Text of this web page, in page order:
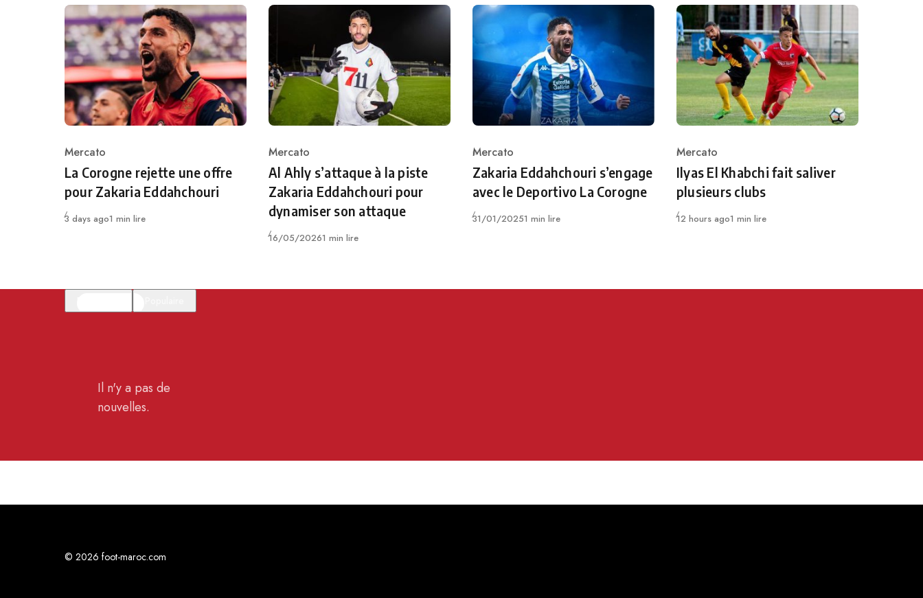
Category
Mercato
La Corogne rejette une offre
pour Zakaria Eddahchouri
Publié
3 days ago1 min lire
Category
Mercato
Al Ahly s’attaque à la piste
Zakaria Eddahchouri pour
dynamiser son attaque
Publié
16/05/20261 min lire
Category
Mercato
Zakaria Eddahchouri s’engage
avec le Deportivo La Corogne
Publié
31/01/20251 min lire
Category
Mercato
Ilyas El Khabchi fait saliver
plusieurs clubs
Publié
12 hours ago1 min lire
Il n'y a pas de
nouvelles.
© 2026 foot-maroc.com